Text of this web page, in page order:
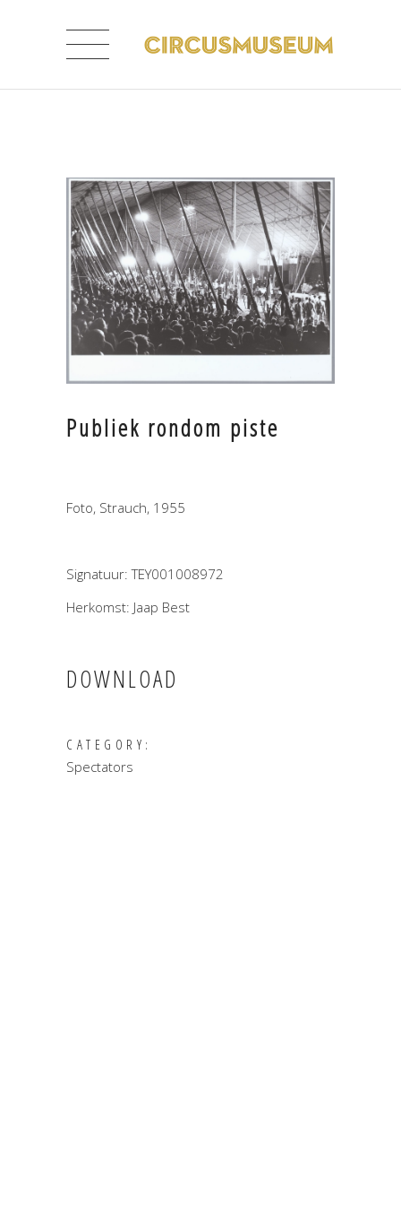
Publiek rondom piste
Foto, Strauch, 1955
Signatuur: TEY001008972
Herkomst: Jaap Best
DOWNLOAD
CATEGORY:
Spectators